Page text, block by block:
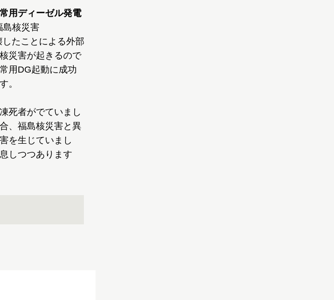
用ディーゼル発電
島核災害
たことによる外部
災害が起きるので
用DG起動に成功
。
死者がでていまし
、福島核災害と異
を生じていまし
しつつあります